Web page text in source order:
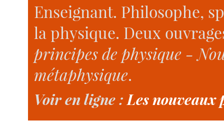
Enseignant. Philosophe,
la physique. Deux
principes de physique -
métaphysique.
Voir en ligne : Les nouveaux